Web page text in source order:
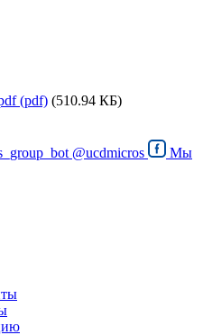
(pdf) (510.94 КБ)
@ucdmicros
Мы